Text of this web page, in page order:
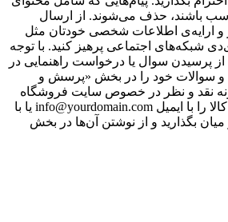
باشند، حذف می‌شوند. از ارسال
و ارایه‌ی اطلاعات شخصی خودتان مثل
شبکه‌های اجتماعی پرهیز کنید. با توجه
پرسیدن سوال یا درخواست راهنمایی در
و سوالات خود را در بخش «پرسش و
نقد و نظر در خصوص سایت فروشگاه
ما، خدمات و درخواست کالا را با ایمیل info@yourdomain.com یا با
۰۰۰۰ - ۰۲۱ در میان بگذارید و از نوشتن آن‌ها در بخش